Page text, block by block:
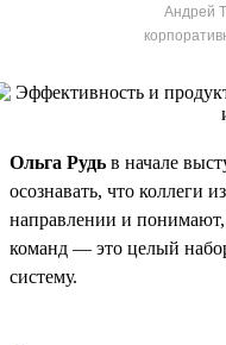
Андрей
Ольга Рудь в начале
осознавать, что коллеги
направлении и
команд — это целый
систему.